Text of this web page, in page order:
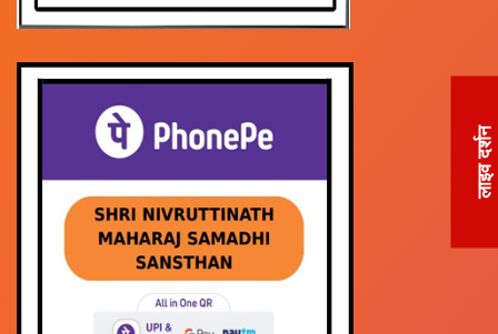
लाइव दर्शन